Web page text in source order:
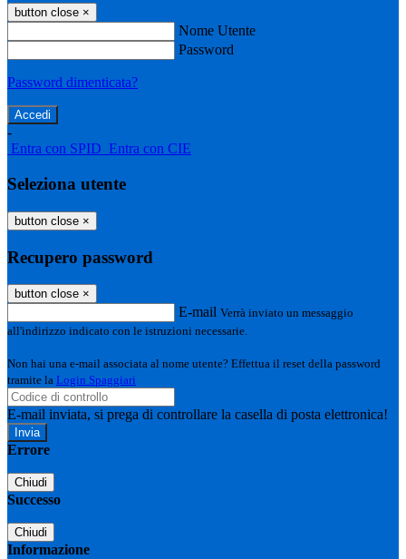
button close ×
Nome Utente
Password
Password dimenticata?
-
Entra con SPID Entra con CIE
Seleziona utente
button close ×
Recupero password
button close ×
E-mail Verrà inviato un messaggio
all'indirizzo indicato con le istruzioni necessarie.
Non hai una e-mail associata al nome utente? Effettua il reset della password
tramite la Login Spaggiari
E-mail inviata, si prega di controllare la casella di posta elettronica!
Errore
Chiudi
Successo
Chiudi
Informazione